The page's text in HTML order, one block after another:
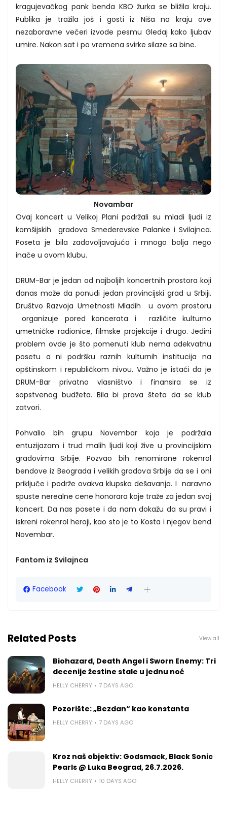
kragujevačkog pank benda KBO žurka se bližila kraju.
Publika je tražila još i gosti iz Niša na kraju ove
nezaboravne večeri izvode pesmu Gledaj kako ljubav
umire. Nakon sat i po vremena svirke silaze sa bine.
Novambar
Ovaj koncert u Velikoj Plani podržali su mladi ljudi iz
komšijskih gradova Smederevske Palanke i Svilajnca.
Poseta je bila zadovoljavajuća i mnogo bolja nego
inače u ovom klubu.
DRUM-Bar je jedan od najboljih koncertnih prostora koji
danas može da ponudi jedan provincijski grad u Srbiji.
Društvo Razvoja Umetnosti Mladih u ovom prostoru
organizuje pored koncerata i različite kulturno
umetničke radionice, filmske projekcije i drugo. Jedini
problem ovde je što pomenuti klub nema adekvatnu
posetu a ni podršku raznih kulturnih institucija na
opštinskom i republičkom nivou. Važno je istaći da je
DRUM-Bar privatno vlasništvo i finansira se iz
sopstvenog budžeta. Bila bi prava šteta da se klub
zatvori.
Pohvalio bih grupu Novembar koja je podržala
entuzijazam i trud malih ljudi koji žive u provincijskim
gradovima Srbije. Pozvao bih renomirane rokenrol
bendove iz Beograda i velikih gradova Srbije da se i oni
priključe i podrže ovakva klupska dešavanja. I naravno
spuste nerealne cene honorara koje traže za jedan svoj
koncert. Da nas posete i da nam dokažu da su pravi i
iskreni rokenrol heroji, kao sto je to Kosta i njegov bend
Novembar.
Fantom iz Svilajnca
Facebook
Related Posts View all
Biohazard, Death Angel i Sworn Enemy: Tri
decenije žestine stale u jednu noć
HELLY CHERRY 7 DAYS AGO
Pozorište: „Bezdan“ kao konstanta
HELLY CHERRY 7 DAYS AGO
Kroz naš objektiv: Godsmack, Black Sonic
Pearls @ Luka Beograd, 26.7.2026.
HELLY CHERRY 10 DAYS AGO